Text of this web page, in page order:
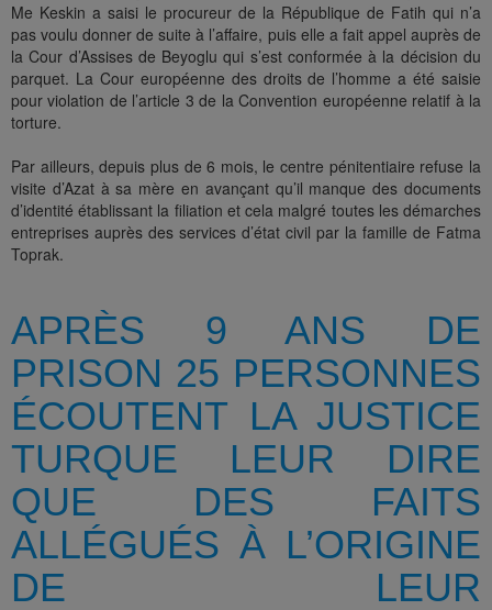
Me Keskin a saisi le procureur de la République de Fatih qui n’a
pas voulu donner de suite à l’affaire, puis elle a fait appel auprès de
la Cour d’Assises de Beyoglu qui s’est conformée à la décision du
parquet. La Cour européenne des droits de l’homme a été saisie
pour violation de l’article 3 de la Convention européenne relatif à la
torture.
Par ailleurs, depuis plus de 6 mois, le centre pénitentiaire refuse la
visite d’Azat à sa mère en avançant qu’il manque des documents
d’identité établissant la filiation et cela malgré toutes les démarches
entreprises auprès des services d’état civil par la famille de Fatma
Toprak.
APRÈS 9 ANS DE
PRISON 25 PERSONNES
ÉCOUTENT LA JUSTICE
TURQUE LEUR DIRE
QUE DES FAITS
ALLÉGUÉS À L’ORIGINE
DE LEUR